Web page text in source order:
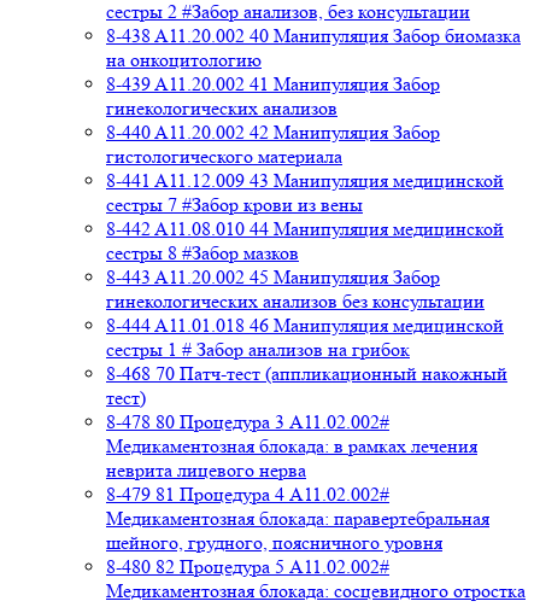
сестры 2 #Забор анализов, без консультации
8-438 A11.20.002 40 Манипуляция Забор биомазка
на онкоцитологию
8-439 A11.20.002 41 Манипуляция Забор
гинекологических анализов
8-440 A11.20.002 42 Манипуляция Забор
гистологического материала
8-441 A11.12.009 43 Манипуляция медицинской
сестры 7 #Забор крови из вены
8-442 A11.08.010 44 Манипуляция медицинской
сестры 8 #Забор мазков
8-443 A11.20.002 45 Манипуляция Забор
гинекологических анализов без консультации
8-444 A11.01.018 46 Манипуляция медицинской
сестры 1 # Забор анализов на грибок
8-468 70 Патч-тест (аппликационный накожный
тест)
8-478 80 Процедура 3 A11.02.002#
Медикаментозная блокада: в рамках лечения
неврита лицевого нерва
8-479 81 Процедура 4 A11.02.002#
Медикаментозная блокада: паравертебральная
шейного, грудного, поясничного уровня
8-480 82 Процедура 5 A11.02.002#
Медикаментозная блокада: сосцевидного отростка